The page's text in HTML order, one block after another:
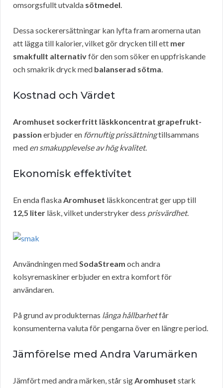
omsorgsfullt utvalda sötmedel.
Dessa sockerersättningar kan lyfta fram aromerna utan
att lägga till kalorier, vilket gör drycken till ett mer
smakfullt alternativför den som söker en uppfriskande
och smakrik dryck med balanserad sötma.
Kostnad och Värdet
Aromhuset sockerfritt läskkoncentrat grapefrukt-
passion erbjuder en förnuftig prissättningtillsammans
med en smakupplevelse av hög kvalitet.
Ekonomisk effektivitet
En enda flaskaAromhuset läskkoncentrat ger upp till
12,5 liter läsk, vilket understryker dess prisvärdhet.
Användningen medSodaStream och andra
kolsyremaskiner erbjuder en extra komfort för
användaren.
På grund av produkternas långa hållbarhetfår
konsumenterna valuta för pengarna över en längre period.
Jämförelse med Andra Varumärken
Jämfört med andra märken, står sigAromhuset stark